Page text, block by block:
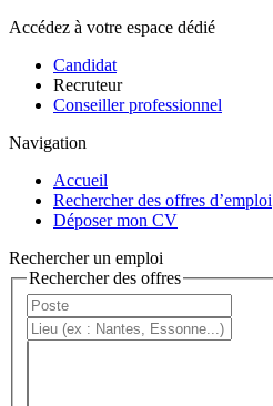
Accédez à votre espace dédié
Candidat
Recruteur
Conseiller professionnel
Navigation
Accueil
Rechercher des offres d’emploi
Déposer mon CV
Rechercher un emploi
Rechercher des offres